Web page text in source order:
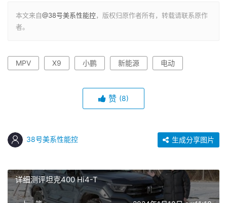
本文来自@38号美系性能控，版权归原作者所有，转载请联系原作
者。
MPV X9 小鹏 新能源 电动
赞 (8)
38号美系性能控 生成分享图片
详细测评坦克400 Hi4-T